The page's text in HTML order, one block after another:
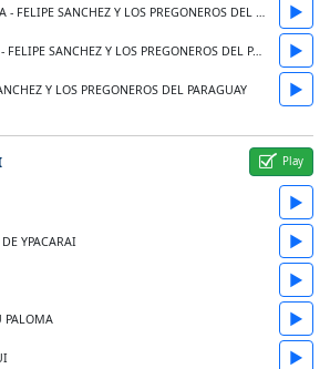
SANCHEZ Y LOS PREGONEROS DEL PARAGUAY ▶
SANCHEZ Y LOS PREGONEROS DEL PARAGUAY ▶
Y LOS PREGONEROS DEL PARAGUAY ▶
▶
YPACARAI ▶
▶
PALOMA ▶
▶